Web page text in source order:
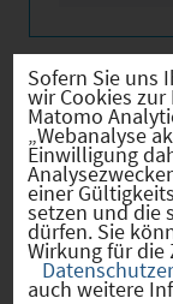
Verkehr
Sofern Sie uns
wir Cookies
Matomo
„Webanalyse
Einwilligung
einer
setzen und die
dürfen. Sie
Wirkung für
auch weitere